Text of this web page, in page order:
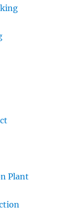
Plant